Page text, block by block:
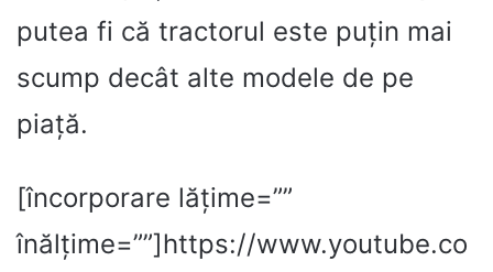
putea fi că tractorul este puțin mai
scump decât alte modele de pe
piață.
[încorporare lățime=””
înălțime=””]https://www.youtube.co